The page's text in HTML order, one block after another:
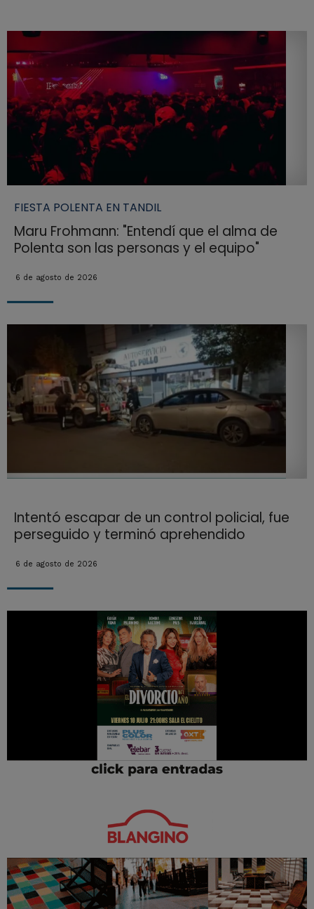
FIESTA POLENTA EN TANDIL
Maru Frohmann: "Entendí que el alma de
Polenta son las personas y el equipo"
6 de agosto de 2026
Intentó escapar de un control policial, fue
perseguido y terminó aprehendido
6 de agosto de 2026